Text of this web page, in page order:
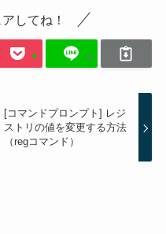
してね！
[コマンドプロンプト] レジ
ストリの値を変更する方法
（regコマンド）